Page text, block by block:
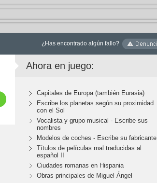
¿Has encontrado algún fallo?
Ahora en juego:
Capitales de Europa (también Eurasia)
Escribe los planetas según su proximidad
con el Sol
Vocalista y grupo musical - Escribe sus
nombres
Modelos de coches - Escribe su fabricante
Títulos de películas mal traducidas al
español II
Ciudades romanas en Hispania
Obras principales de Miguel Ángel